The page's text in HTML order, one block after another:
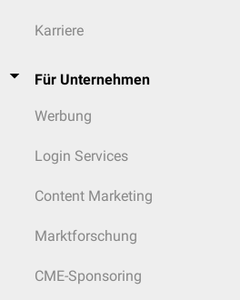
Karriere
Für Unternehmen
Werbung
Login Services
Content Marketing
Marktforschung
CME-Sponsoring